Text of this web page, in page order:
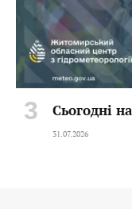
Сьогодні
31.07.2026